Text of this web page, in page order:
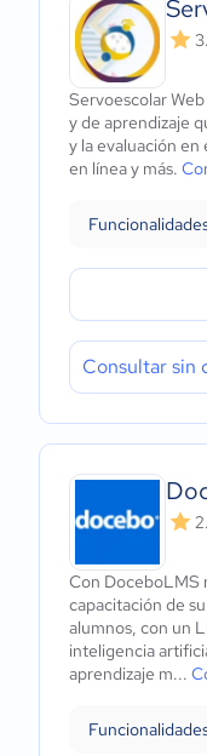
Servoescolar
y de aprendizaje
y la evaluación en
en línea y más.
Consultar sin
Con DoceboLMS
capacitación de
alumnos, con un
inteligencia
aprendizaje m...